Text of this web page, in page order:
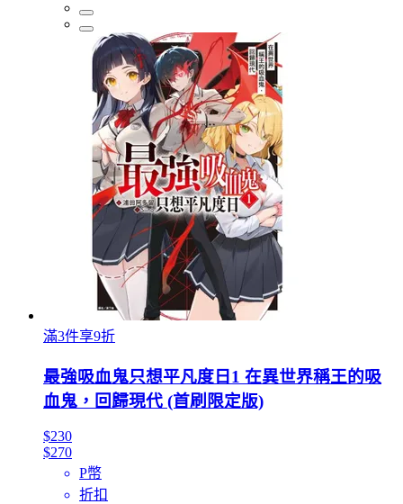
滿3件享9折
最強吸血鬼只想平凡度日1 在異世界稱王的吸
血鬼，回歸現代 (首刷限定版)
$230
$270
P幣
折扣